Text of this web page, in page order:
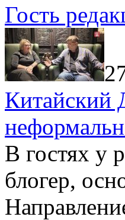
Гость
Китайский
В гостях у
блогер,